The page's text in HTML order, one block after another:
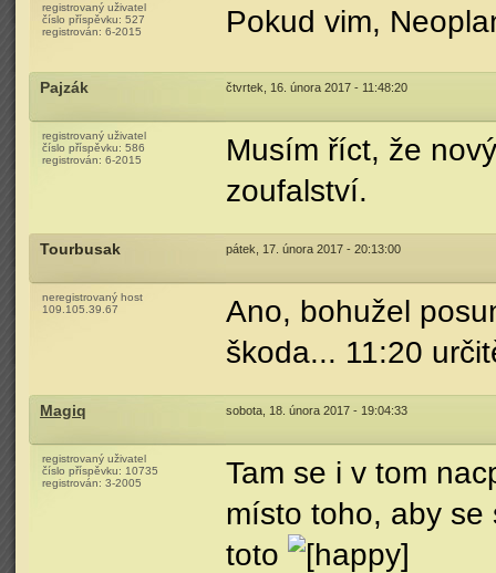
registrovaný uživatel
číslo příspěvku: 527
registrován: 6-2015 Pokud vim,
Pajzák čtvrtek, 16. února 2017 - 11:48:20
registrovaný uživatel
číslo příspěvku: 586
registrován: 6-2015
Musím říct, že
zoufalství.
Tourbusak pátek, 17. února 2017 - 20:13:00
neregistrovaný host
109.105.39.67
Ano, bohužel
škoda... 11:20
Magiq sobota, 18. února 2017 - 19:04:33
registrovaný uživatel
číslo příspěvku: 10735
registrován: 3-2005
Tam se i v tom
místo toho, aby se
toto